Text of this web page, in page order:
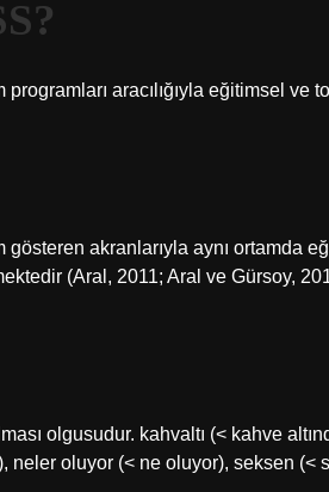
aracılığıyla eğitimsel ve
akranlarıyla aynı ortamda
(Aral, 2011; Aral ve Gürsoy,
olgusudur. kahvaltı (< kahve
neler oluyor (< ne oluyor), seksen (<